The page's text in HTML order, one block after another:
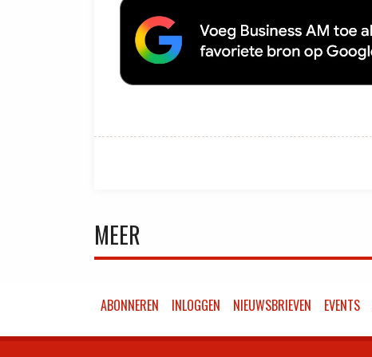
MEER
ABONNEREN INLOGGEN NIEUWSBRIEVEN EVENTS